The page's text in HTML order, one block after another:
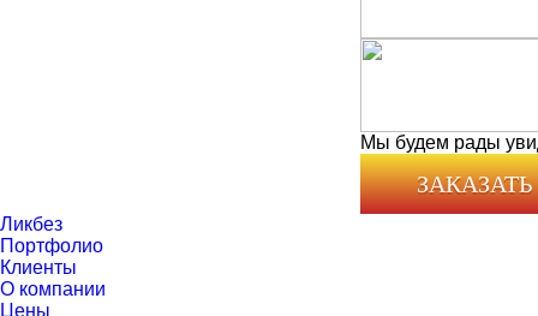
Мы будем рады
Ликбез
Портфолио
Клиенты
О компании
Цены